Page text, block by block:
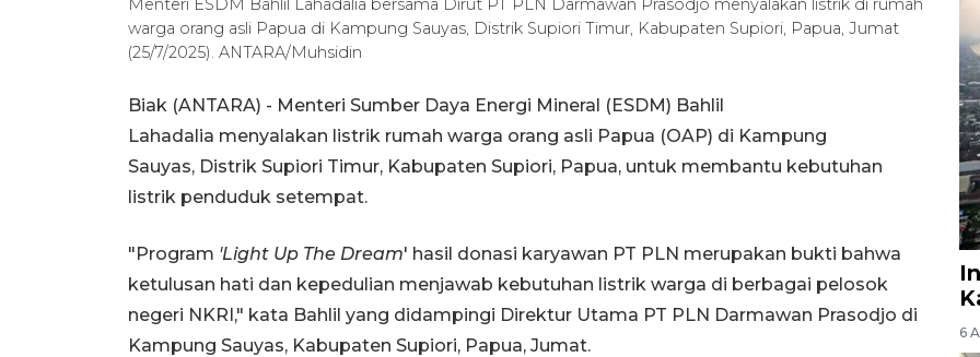
Menteri ESDM Bahlil Lahadalia bersama Dirut PT PLN Darmawan Prasodjo menyalakan listrik di rumah
warga orang asli Papua di Kampung Sauyas, Distrik Supiori Timur, Kabupaten Supiori, Papua, Jumat
(25/7/2025). ANTARA/Muhsidin
Biak (ANTARA) - Menteri Sumber Daya Energi Mineral (ESDM) Bahlil
Lahadalia menyalakan listrik rumah warga orang asli Papua (OAP) di Kampung
Sauyas, Distrik Supiori Timur, Kabupaten Supiori, Papua, untuk membantu kebutuhan
listrik penduduk setempat.
"Program 'Light Up The Dream' hasil donasi karyawan PT PLN merupakan bukti bahwa
ketulusan hati dan kepedulian menjawab kebutuhan listrik warga di berbagai pelosok
negeri NKRI," kata Bahlil yang didampingi Direktur Utama PT PLN Darmawan Prasodjo di
Kampung Sauyas, Kabupaten Supiori, Papua, Jumat.
6